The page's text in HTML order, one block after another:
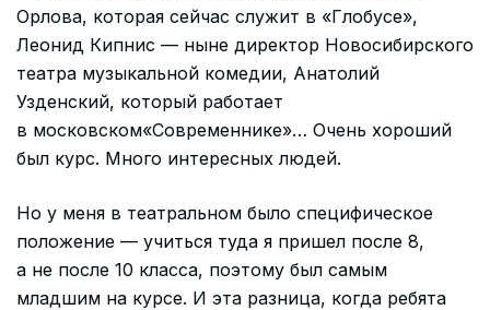
Орлова, которая сейчас служит в «Глобусе»,
Леонид Кипнис — ныне директор Новосибирского
театра музыкальной комедии, Анатолий
Узденский, который работает
в московском«Современнике»… Очень хороший
был курс. Много интересных людей.
Но у меня в театральном было специфическое
положение — учиться туда я пришел после 8,
а не после 10 класса, поэтому был самым
младшим на курсе. И эта разница, когда ребята